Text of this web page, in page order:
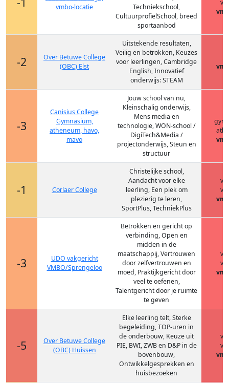
vmbo-locatie
Techniekschool,
CultuurprofielSchool, breed
sportaanbod
-2
Over Betuwe College
(OBC) Elst
Uitstekende resultaten,
Veilig en betrokken, Keuzes
voor leerlingen, Cambridge
English, Innovatief
onderwijs: STEAM
-3
Canisius College
Gymnasium,
atheneum, havo,
mavo
Jouw school van nu,
Kleinschalig onderwijs,
Mens media en
technologie, WON-school /
DigiTech&Media /
projectonderwijs, Steun en
structuur
-1 Corlaer College
Christelijke school,
Aandacht voor elke
leerling, Een plek om
plezierig te leren,
SportPlus, TechniekPlus
-3
UDO vakgericht
VMBO/Sprengeloo
Betrokken en gericht op
verbinding, Open en
midden in de
maatschappij, Vertrouwen
door zelfvertrouwen en
moed, Praktijkgericht door
veel te oefenen,
Talentgericht door je ruimte
te geven
-5
Over Betuwe College
(OBC) Huissen
Elke leerling telt, Sterke
begeleiding, TOP-uren in
de onderbouw, Keuze uit
PIE, BWI, ZWB en D&P in de
bovenbouw,
Ontwikkelgesprekken en
huisbezoeken